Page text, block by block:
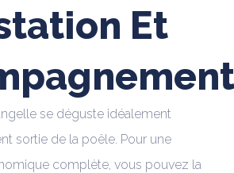
Et
se déguste idéalement
sortie de la poêle. Pour une
complète, vous pouvez la